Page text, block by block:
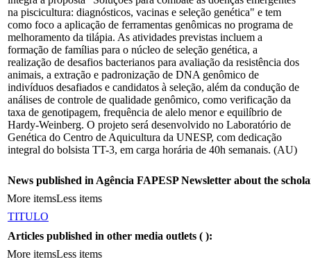
na piscicultura: diagnósticos, vacinas e seleção genética" e tem
como foco a aplicação de ferramentas genômicas no programa de
melhoramento da tilápia. As atividades previstas incluem a
formação de famílias para o núcleo de seleção genética, a
realização de desafios bacterianos para avaliação da resistência dos
animais, a extração e padronização de DNA genômico de
indivíduos desafiados e candidatos à seleção, além da condução de
análises de controle de qualidade genômico, como verificação da
taxa de genotipagem, frequência de alelo menor e equilíbrio de
Hardy-Weinberg. O projeto será desenvolvido no Laboratório de
Genética do Centro de Aquicultura da UNESP, com dedicação
integral do bolsista TT-3, em carga horária de 40h semanais. (AU)
News published in Agência FAPESP Newsletter about the
More itemsLess items
TITULO
Articles published in other media outlets ( ):
More itemsLess items